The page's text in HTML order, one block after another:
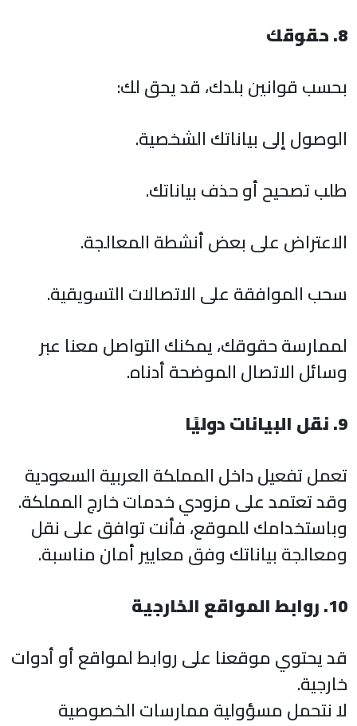
8. حقوقك
بحسب قوانين بلدك، قد يحق لك:
الوصول إلى بياناتك الشخصية.
طلب تصحيح أو حذف بياناتك.
الاعتراض على بعض أنشطة المعالجة.
سحب الموافقة على الاتصالات التسويقية.
لممارسة حقوقك، يمكنك التواصل معنا عبر
وسائل الاتصال الموضحة أدناه.
9. نقل البيانات دوليًا
تعمل تفعيل داخل المملكة العربية السعودية
وقد تعتمد على مزودي خدمات خارج المملكة.
وباستخدامك للموقع، فأنت توافق على نقل
ومعالجة بياناتك وفق معايير أمان مناسبة.
10. روابط المواقع الخارجية
قد يحتوي موقعنا على روابط لمواقع أو أدوات
خارجية.
لا نتحمل مسؤولية ممارسات الخصوصية